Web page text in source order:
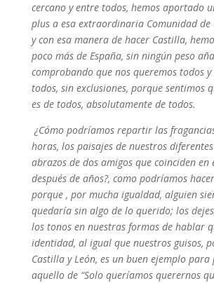
cercano y entre todos, hemos aportado
plus a esa extraordinaria Comunidad de
y con esa manera de hacer Castilla,
poco más de España, sin ningún peso
comprobando que nos queremos todos
todos, sin exclusiones, porque sentimos
es de todos, absolutamente de todos.
¿Cómo podríamos repartir las
horas, los paisajes de nuestros
abrazos de dos amigos que coinciden en
después de años?, como podríamos
porque , por mucha igualdad, alguien
quedaría sin algo de lo querido; los
los tonos en nuestras formas de hablar
identidad, al igual que nuestros guisos,
Castilla y León, es un buen ejemplo
aquello de “Solo queríamos querernos